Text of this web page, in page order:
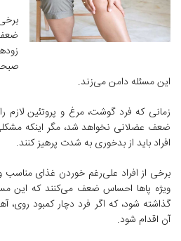
این مسئله دامن می‌زند.
زمانی که فرد گوشت، مرغ و پروتئین لازم
ضعف عضلانی نخواهد شد، مگر اینکه
افراد باید از بدخوری به شدت پرهیز کنند.
برخی از افراد علی‌رغم خوردن غذای
ویژه پاها احساس ضعف می‌کنند که این
گذاشته شود، که اگر فرد دچار کمبود
آن اقدام شود.